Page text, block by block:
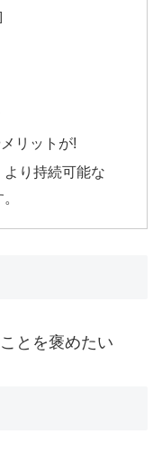
リットが!
り持続可能な
とを褒めたい